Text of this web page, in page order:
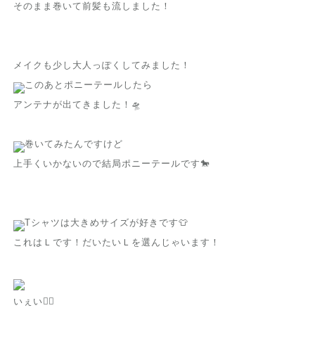
そのまま巻いて前髪も流しました！
メイクも少し大人っぽくしてみました！
このあとポニーテールしたら
アンテナが出てきました！🛸
巻いてみたんですけど
上手くいかないので結局ポニーテールです🐎
Tシャツは大きめサイズが好きです👕
これはＬです！だいたいＬを選んじゃいます！
いぇい✌🏻